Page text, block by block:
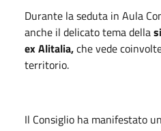
Durante la seduta in Aula
anche il delicato tema della
ex Alitalia,che vede
territorio.
Il Consiglio ha manifestato